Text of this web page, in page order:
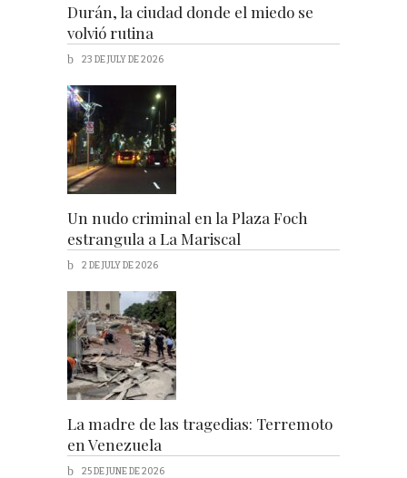
Durán, la ciudad donde el miedo se
volvió rutina
23 DE JULY DE 2026
Un nudo criminal en la Plaza Foch
estrangula a La Mariscal
2 DE JULY DE 2026
La madre de las tragedias: Terremoto
en Venezuela
25 DE JUNE DE 2026